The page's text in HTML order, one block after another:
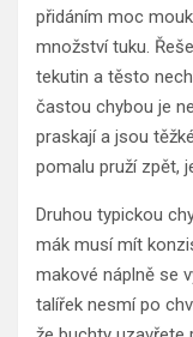
přidáním moc
množství tuku.
tekutin a těsto
častou chybou je
praskají a jsou
pomalu pruží zpět,
Druhou typickou
mák musí mít
makové náplně se
talířek nesmí po